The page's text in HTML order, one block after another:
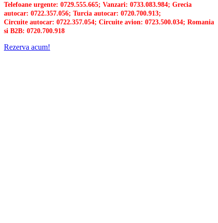
Telefoane urgente: 0729.555.665; Vanzari: 0733.083.984; Grecia
autocar: 0722.357.056; Turcia autocar: 0720.700.913;
Circuite autocar: 0722.357.054; Circuite avion: 0723.500.034; Romania
si B2B: 0720.700.918
Rezerva acum!